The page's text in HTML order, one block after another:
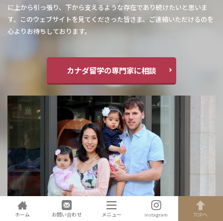
に上から引っ張り、下から支えるような存在であり続けたいと思いま
す。このウェブサイトを見てくださった皆さま、ご連絡いただけるのを
心よりお待ちしております。
カナダ留学の専門家に相談
ホーム お問い合わせ メニュー instagram TOPへ